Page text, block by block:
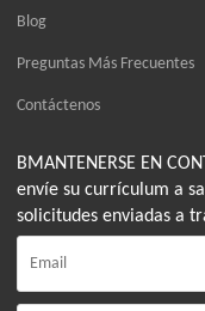
Blog
Preguntas Más Frecuentes
Contáctenos
BMANTENERSE EN
envíe su currículum a
solicitudes enviadas a